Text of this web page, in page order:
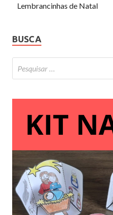
Lembrancinhas de Natal
BUSCA